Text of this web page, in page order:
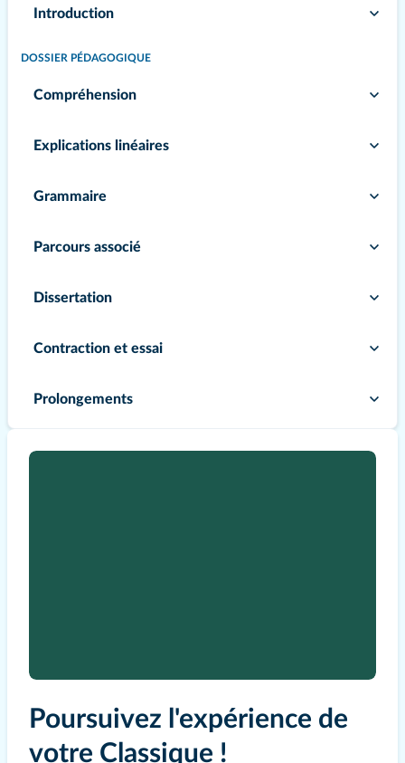
Introduction
DOSSIER PÉDAGOGIQUE
Compréhension
Explications linéaires
Grammaire
Parcours associé
Dissertation
Contraction et essai
Prolongements
Poursuivez l'expérience de
votre Classique !